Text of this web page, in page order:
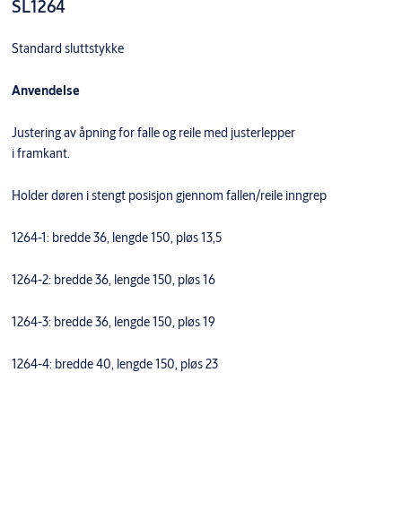
SL1264
Standard sluttstykke
Anvendelse
Justering av åpning for falle og reile med justerlepper
i framkant.
Holder døren i stengt posisjon gjennom fallen/reile inngrep
1264-1: bredde 36, lengde 150, pløs 13,5
1264-2: bredde 36, lengde 150, pløs 16
1264-3: bredde 36, lengde 150, pløs 19
1264-4: bredde 40, lengde 150, pløs 23